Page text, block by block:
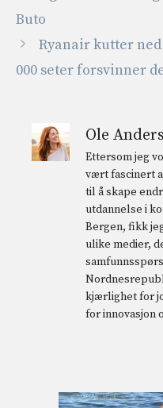
Buto
Ryanair kutter
000 seter forsvinner
Ole
Ettersom jeg
vært fascinert
til å skape
utdannelse i
Bergen, fikk
ulike medier,
kjærlighet for
for innovasjon